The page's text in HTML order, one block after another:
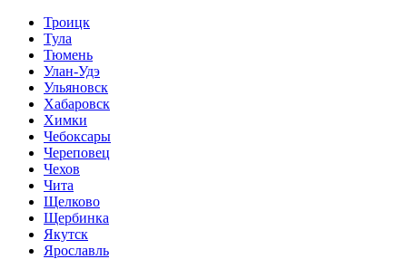
Троицк
Тула
Тюмень
Улан-Удэ
Ульяновск
Хабаровск
Химки
Чебоксары
Череповец
Чехов
Чита
Щелково
Щербинка
Якутск
Ярославль